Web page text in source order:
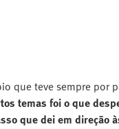
que teve sempre
temas foi o que
que dei em direção